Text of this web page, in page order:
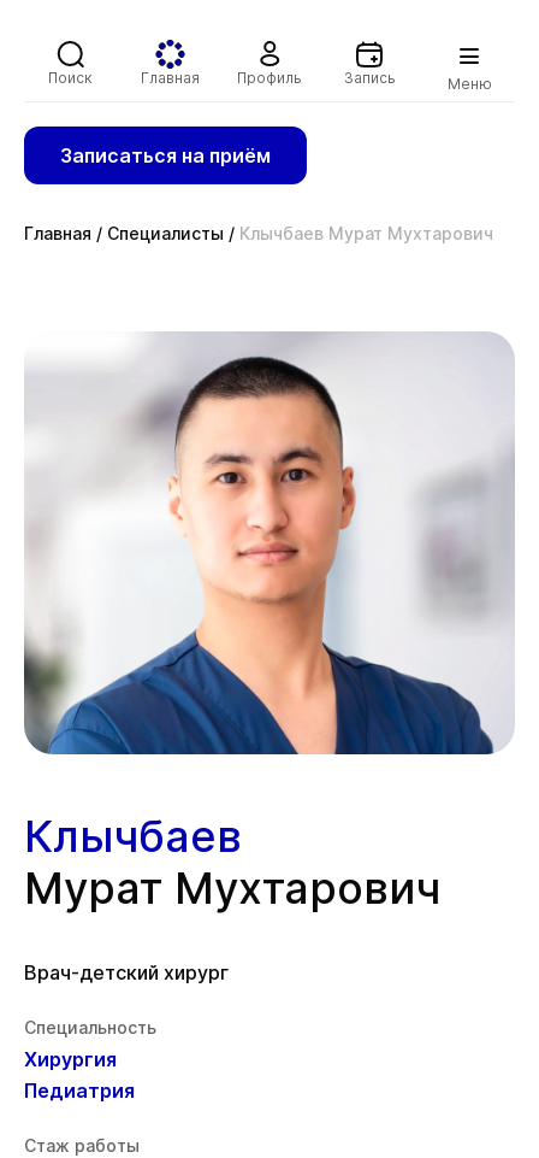
Поиск Главная Профиль Запись Меню
Записаться на приём
Главная / Специалисты / Клычбаев Мурат Мухтарович
Клычбаев
Мурат Мухтарович
Врач-детский хирург
Специальность
Хирургия
Педиатрия
Стаж работы